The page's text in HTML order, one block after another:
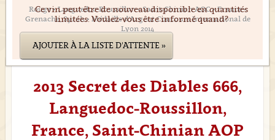
Rouge • Languedoc-Roussillon • Saint-Chinian AOC • France •
Grenache, Syrah • Médaille d'Argent Concours International de
Lyon 2014
Ce vin peut être de nouveau disponible en quantités
limitées. Voulez-vous être informé quand?
AJOUTER À LA LISTE D'ATTENTE »
2013 Secret des Diables 666,
Languedoc-Roussillon,
France, Saint-Chinian AOP